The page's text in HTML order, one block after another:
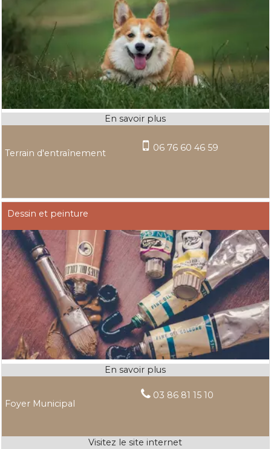
Terrain d'entraînement 06 76 60 46 59
Dessin et peinture
Foyer Municipal
03 86 81 15 10